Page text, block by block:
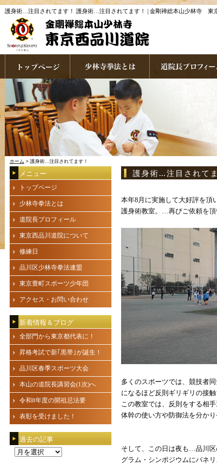
護身術…注目されてます！ 護身術…注目されてます！ | 金剛禅総本山少林寺 東
ホーム > 護身術…注目されてます！
護身術…注目されて
本年8月に実施して大好評を頂
護身術教室。…再びご依頼を
多くのスポーツでは、競技者
になるほど反則ギリギリの接
この教室では、反則をする相
体幹の使い方や防御法を分か
そして、この日は夜も…品川
グラム・シンポジウムにパネ
メニュー
トップページ
少林寺拳法とは
道院長プロフィール
東京西品川道院について
修練日
品川区少林寺拳法連盟
東京豊町スポーツ少年団
アクセス・お問い合わせ
新着情報＆ブログ
全部門から東京都代表に！
昇格考試で新｢黒帯｣が誕生！
品川区春季スポーツ大会
本山の道院長講習会(1次)へ
令和8年度の開祖忌法要
表彰を受けました！
過去の記事